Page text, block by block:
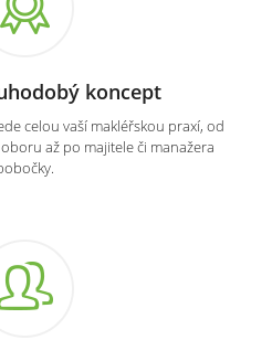
koncept
celou vaší makléřskou praxí, od
až po majitele či manažera